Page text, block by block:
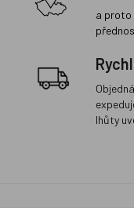
a proto
lhůty